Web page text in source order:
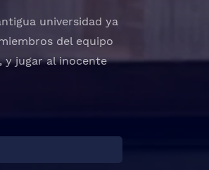
universidad ya
del equipo
y jugar al inocente